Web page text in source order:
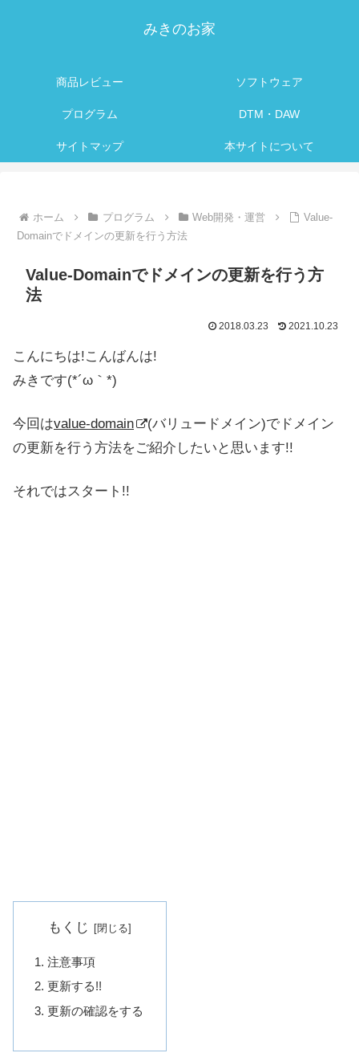
みきのお家
商品レビュー ソフトウェア
プログラム DTM・DAW
サイトマップ 本サイトについて
ホーム プログラム Web開発・運営
Value-
Domainでドメインの更新を行う方法
Value-Domainでドメインの更新を行う方
法
2018.03.23 2021.10.23
こんにちは!こんばんは!
みきです(*´ω｀*)
今回はvalue-domain
(バリュードメイン)でドメイン
の更新を行う方法をご紹介したいと思います!!
それではスタート!!
もくじ
注意事項
更新する!!
更新の確認をする